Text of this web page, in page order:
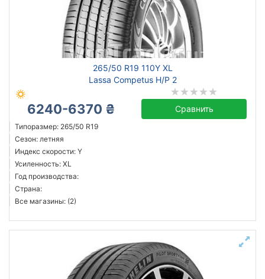
265/50 R19 110Y XL
Lassa Competus H/P 2
6240-6370 ₴ Сравнить
Типоразмер: 265/50 R19
Сезон: летняя
Индекс скорости: Y
Усиленность: XL
Год производства:
Страна:
Все магазины: (2)